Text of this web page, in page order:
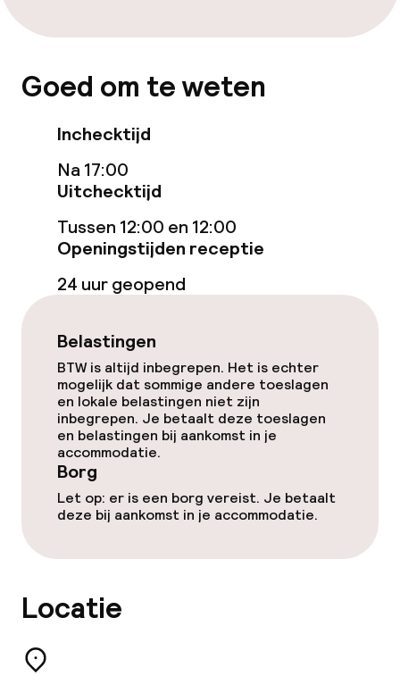
Bar
Wasservice
Zakelijke faciliteiten
Conferentieruimte
Vergaderruimte
Beleid
Borg bij aankomst
Overal rookvrij
Goed om te weten
Inchecktijd
Na 17:00
Uitchecktijd
Tussen 12:00 en 12:00
Openingstijden receptie
24 uur geopend
Belastingen
BTW is altijd inbegrepen. Het is echter
mogelijk dat sommige andere toeslagen
en lokale belastingen niet zijn
inbegrepen. Je betaalt deze toeslagen
en belastingen bij aankomst in je
accommodatie.
Borg
Let op: er is een borg vereist. Je betaalt
deze bij aankomst in je accommodatie.
Locatie